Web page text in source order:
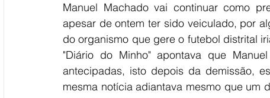
Manuel Machado vai continuar como
apesar de ontem ter sido veiculado, por
do organismo que gere o futebol distrital
"Diário do Minho" apontava que
antecipadas, isto depois da demissão,
mesma notícia adiantava mesmo que um